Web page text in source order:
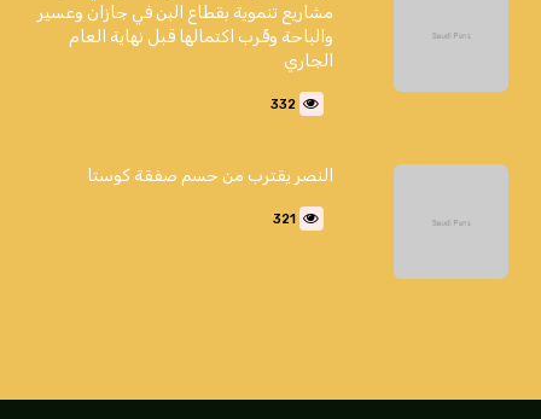
مشاريع تنموية بقطاع البن في جازان وعسير
والباحة وقُرب اكتمالها قبل نهاية العام
الجاري
332
النصر يقترب من حسم صفقة كوستا
321